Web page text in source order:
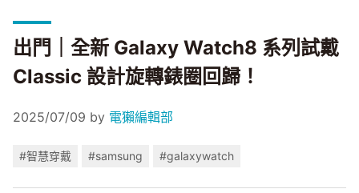
出門｜全新 Galaxy Watch8 系列試戴
Classic 設計旋轉錶圈回歸！
2025/07/09 by 電獺編輯部
#智慧穿戴 #samsung #galaxywatch